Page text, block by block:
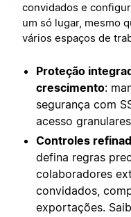
convidados e
um só lugar, mesmo
vários espaços de
Proteção
crescimento:
segurança com
acesso
Controles
defina regras
colaboradores
convidados,
exportações.